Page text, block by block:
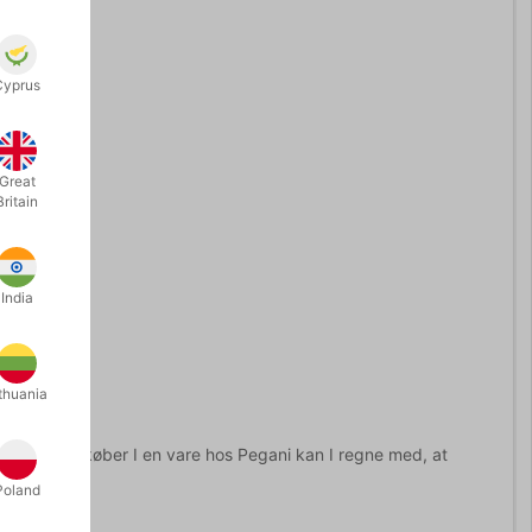
og køber I en vare hos Pegani kan I regne med, at
Great
India